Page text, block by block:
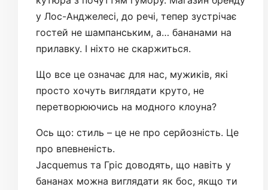
у Лос-Анджелесі, до речі, тепер зустрічає
гостей не шампанським, а… бананами на
прилавку. І ніхто не скаржиться.
Що все це означає для нас, мужиків, які
просто хочуть виглядати круто, не
перетворюючись на модного клоуна?
Ось що: стиль – це не про серйозність. Це
про впевненість.
Jacquemus та Гріс доводять, що навіть у
бананах можна виглядати як бос, якщо ти